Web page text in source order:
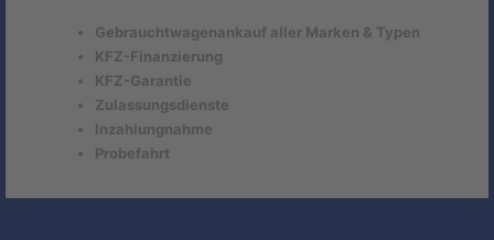
Gebrauchtwagenankauf aller Marken & Typen
KFZ-Finanzierung
KFZ-Garantie
Zulassungsdienste
Inzahlungnahme
Probefahrt